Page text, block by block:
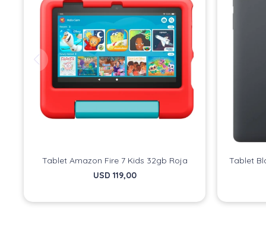
Tablet Amazon Fire 7 Kids 32gb Roja
USD 119,00
Tablet